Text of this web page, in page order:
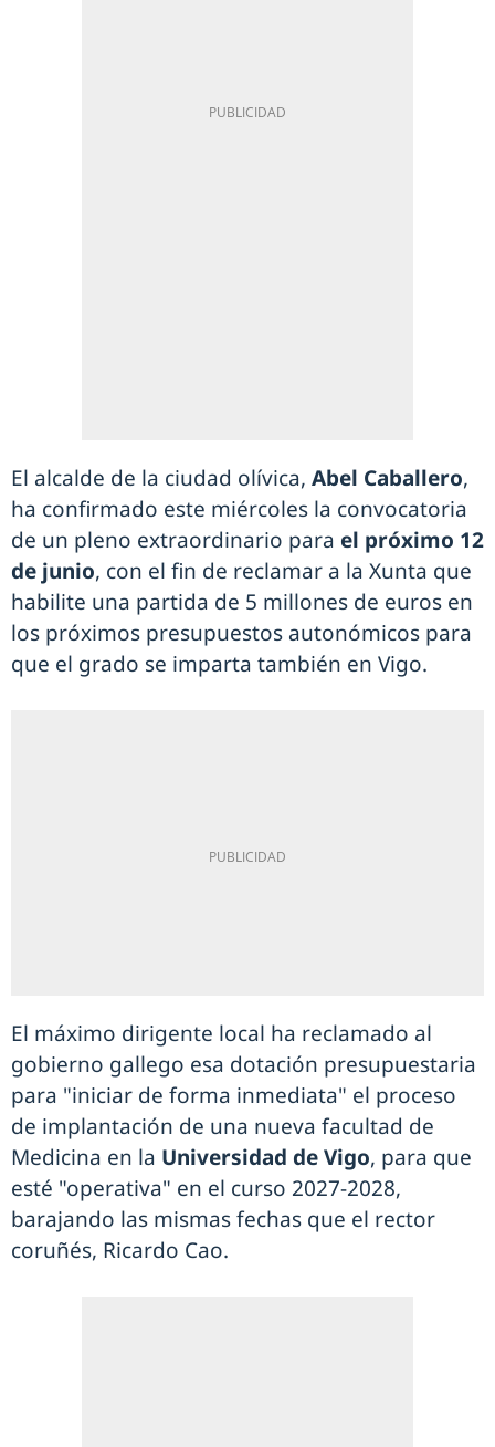
El alcalde de la ciudad olívica, Abel Caballero,
ha confirmado este miércoles la convocatoria
de un pleno extraordinario para el próximo 12
de junio, con el fin de reclamar a la Xunta que
habilite una partida de 5 millones de euros en
los próximos presupuestos autonómicos para
que el grado se imparta también en Vigo.
El máximo dirigente local ha reclamado al
gobierno gallego esa dotación presupuestaria
para "iniciar de forma inmediata" el proceso
de implantación de una nueva facultad de
Medicina en la Universidad de Vigo, para que
esté "operativa" en el curso 2027-2028,
barajando las mismas fechas que el rector
coruñés, Ricardo Cao.